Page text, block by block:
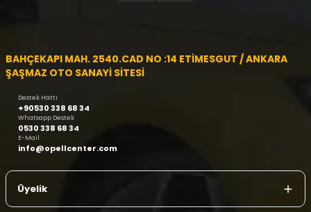
BAHÇEKAPI MAH. 2540.CAD NO :14 ETİMESGUT / ANKARA
ŞAŞMAZ OTO SANAYİ SİTESİ
Destek Hattı
+90530 338 68 34
Whatsapp Destek
0530 338 68 34
E-Mail
info@opellcenter.com
Üyelik